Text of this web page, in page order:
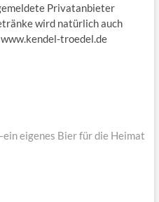
Privatanbieter
wird natürlich auch
troedel.de
–ein eigenes Bier für die Heimat